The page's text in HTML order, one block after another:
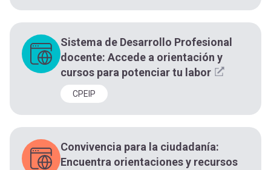
Sistema de Desarrollo Profesional
docente: Accede a orientación y
cursos para potenciar tu labor
CPEIP
Convivencia para la ciudadanía:
Encuentra orientaciones y recursos